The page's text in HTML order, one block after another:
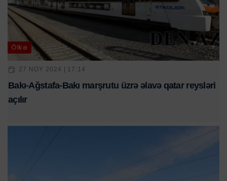
Ölkə
27 NOY 2024 | 17:14
Bakı-Ağstafa-Bakı marşrutu üzrə əlavə qatar reysləri
açılır